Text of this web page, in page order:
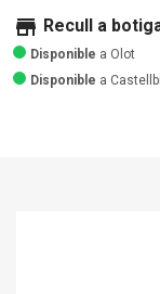
store Recull a
Disponible a Olot
Disponible a